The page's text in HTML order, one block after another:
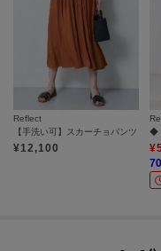
Reflect
【手洗い可】スカーチョパンツ
¥12,100 ¥
70